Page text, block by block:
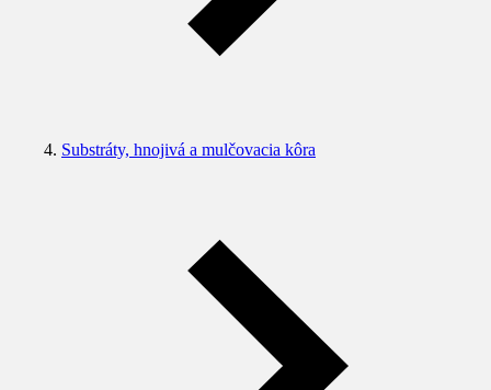
Substráty, hnojivá a mulčovacia kôra